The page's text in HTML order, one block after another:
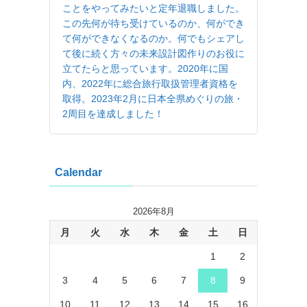
ことをやってみたいと定年退職しました。
この先何が待ち受けているのか、何ができ
て何ができなくなるのか。何でもシェアし
て後に続く方々の未来設計図作りのお役に
立てたらと思っています。2020年に国
内、2022年に総合旅行取扱管理者資格を
取得。2023年2月に日本全県めぐりの旅・
2周目を達成しました！
Calendar
2026年8月
月 火 水 木 金 土 日
1 2
3 4 5 6 7 8 9
10 11 12 13 14 15 16